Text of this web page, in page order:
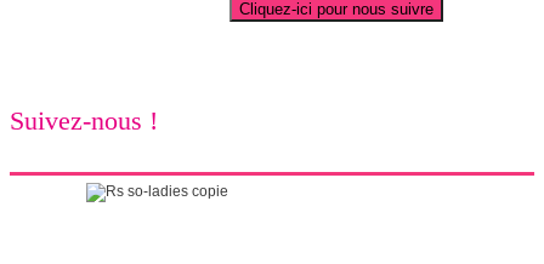
Suivez-nous !